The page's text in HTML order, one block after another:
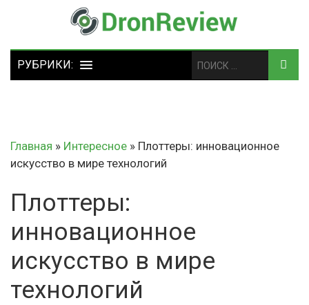
Главная » Интересное » Плоттеры: инновационное
искусство в мире технологий
Плоттеры:
инновационное
искусство в мире
технологий